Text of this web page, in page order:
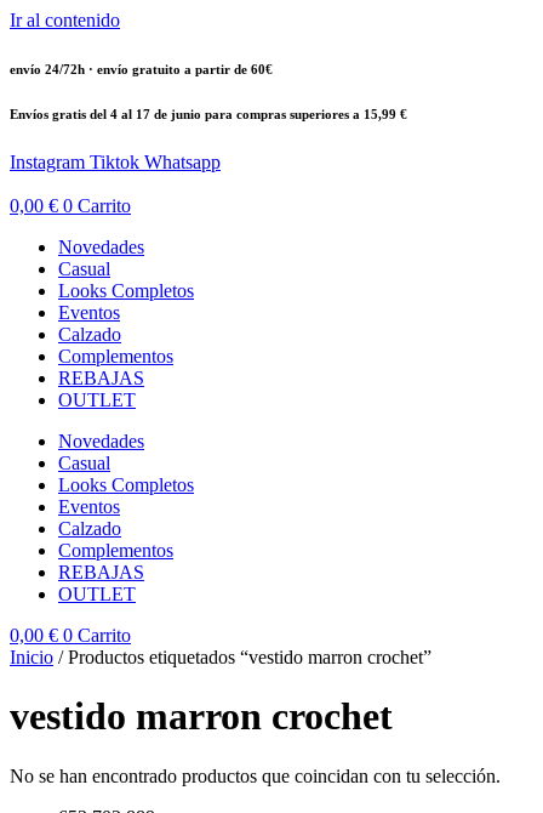
Ir al contenido
envío 24/72h · envío gratuito a partir de 60€
Envíos gratis del 4 al 17 de junio para compras superiores a 15,99 €
Instagram Tiktok Whatsapp
0,00 € 0 Carrito
Novedades
Casual
Looks Completos
Eventos
Calzado
Complementos
REBAJAS
OUTLET
Novedades
Casual
Looks Completos
Eventos
Calzado
Complementos
REBAJAS
OUTLET
0,00 € 0 Carrito
Inicio / Productos etiquetados “vestido marron crochet”
vestido marron crochet
No se han encontrado productos que coincidan con tu selección.